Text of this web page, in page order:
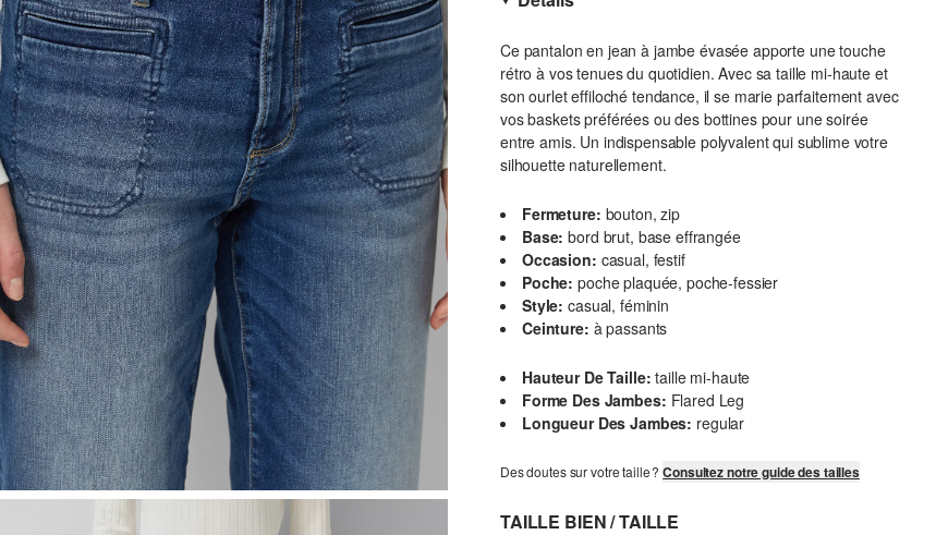
Ce pantalon en jean à jambe évasée apporte une touche
rétro à vos tenues du quotidien. Avec sa taille mi-haute et
son ourlet effiloché tendance, il se marie parfaitement avec
vos baskets préférées ou des bottines pour une soirée
entre amis. Un indispensable polyvalent qui sublime votre
silhouette naturellement.
Fermeture: bouton, zip
Base: bord brut, base effrangée
Occasion: casual, festif
Poche: poche plaquée, poche-fessier
Style: casual, féminin
Ceinture: à passants
Hauteur De Taille: taille mi-haute
Forme Des Jambes: Flared Leg
Longueur Des Jambes: regular
Des doutes sur votre taille ?Consultez notre guide des tailles
TAILLE BIEN / TAILLE